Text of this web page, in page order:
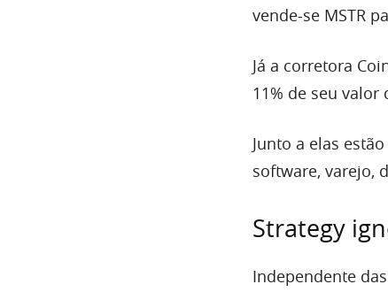
vende-se MSTR
Já a corretora
11% de seu valor
Junto a elas
software, varejo,
Strategy
Independente